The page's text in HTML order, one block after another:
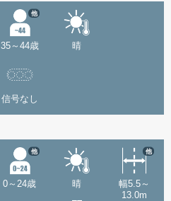
35～44歳
他
晴
信号なし
0～24歳
他
晴
幅5.5～
13.0m
他